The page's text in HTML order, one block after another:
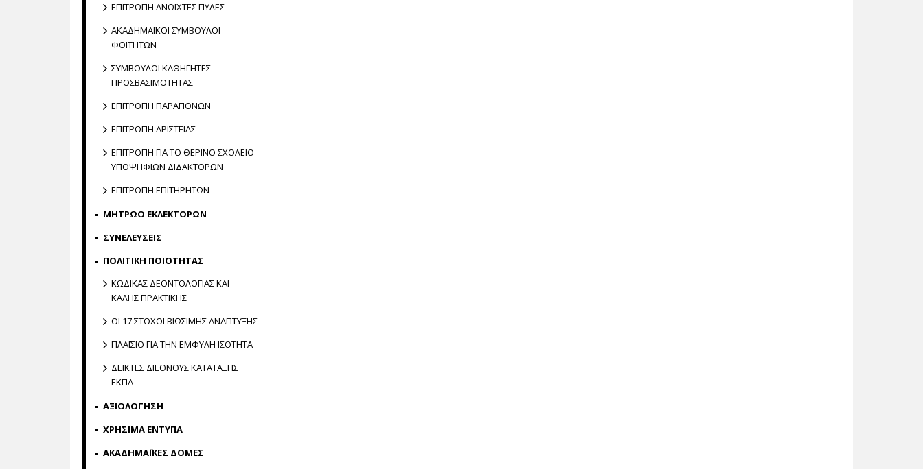
ΕΠΙΤΡΟΠΗ ΑΝΟΙΧΤΕΣ ΠΥΛΕΣ
ΑΚΑΔΗΜΑΪΚΟΙ ΣΥΜΒΟΥΛΟΙ
ΦΟΙΤΗΤΩΝ
ΣΥΜΒΟΥΛΟΙ ΚΑΘΗΓΗΤΕΣ
ΠΡΟΣΒΑΣΙΜΟΤΗΤΑΣ
ΕΠΙΤΡΟΠΗ ΠΑΡΑΠΟΝΩΝ
ΕΠΙΤΡΟΠΗ ΑΡΙΣΤΕΙΑΣ
EΠΙΤΡΟΠΗ ΓΙΑ ΤΟ ΘΕΡΙΝΟ ΣΧΟΛΕΙΟ
ΥΠΟΨΗΦΙΩΝ ΔΙΔΑΚΤΟΡΩΝ
ΕΠΙΤΡΟΠΗ ΕΠΙΤΗΡΗΤΩΝ
ΜΗΤΡΩΟ ΕΚΛΕΚΤΟΡΩΝ
ΣΥΝΕΛΕΥΣΕΙΣ
ΠΟΛΙΤΙΚΗ ΠΟΙΟΤΗΤΑΣ
ΚΩΔΙΚΑΣ ΔΕΟΝΤΟΛΟΓΙΑΣ ΚΑΙ
ΚΑΛΗΣ ΠΡΑΚΤΙΚΗΣ
ΟΙ 17 ΣΤΟΧΟΙ ΒΙΩΣΙΜΗΣ ΑΝΑΠΤΥΞΗΣ
ΠΛΑΙΣΙΟ ΓΙΑ ΤΗΝ ΕΜΦΥΛΗ ΙΣΟΤΗΤΑ
ΔΕΙΚΤΕΣ ΔΙΕΘΝΟΥΣ ΚΑΤΑΤΑΞΗΣ
ΕΚΠΑ
ΑΞΙΟΛΟΓΗΣΗ
ΧΡΗΣΙΜΑ ΕΝΤΥΠΑ
ΑΚΑΔΗΜΑΪΚΕΣ ΔΟΜΕΣ